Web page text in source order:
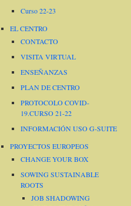
Curso 22-23
EL CENTRO
CONTACTO
VISITA VIRTUAL
ENSEÑANZAS
PLAN DE CENTRO
PROTOCOLO COVID-
19.CURSO 21-22
INFORMACIÓN USO G-SUITE
PROYECTOS EUROPEOS
CHANGE YOUR BOX
SOWING SUSTAINABLE
ROOTS
JOB SHADOWING